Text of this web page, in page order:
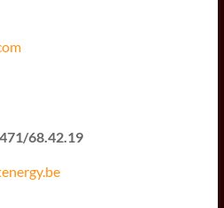
68.42.19